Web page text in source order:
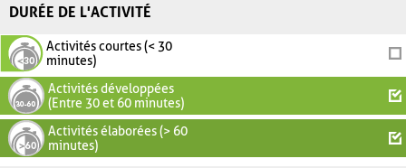
DURÉE DE L'ACTIVITÉ
Activités courtes (< 30
minutes)
Activités développées
(Entre 30 et 60 minutes)
Activités élaborées (> 60
minutes)